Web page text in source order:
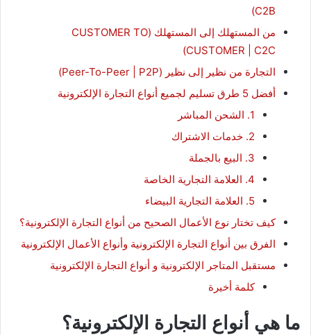
C2B)
من المستهلك إلى المستهلك (CUSTOMER TO
CUSTOMER | C2C)
التجارة من نظير إلى نظير (Peer-To-Peer | P2P)
أفضل 5 طرق تسليم لجميع أنواع التجارة الإلكترونية
1. الشحن المباشر
2. خدمات الاشتراك
3. البيع بالجملة
4. العلامة التجارية الخاصة
5. العلامة التجارية البيضاء
كيف تختار نوع الأعمال الصحيح من أنواع التجارة الإلكترونية؟
الفرق بين أنواع التجارة الإلكترونية وأنواع الأعمال الإلكترونية
مستقبل المتاجر الإلكترونية و أنواع التجارة الإلكترونية
كلمة أخيرة
ما هي أنواع التجارة الإلكترونية؟